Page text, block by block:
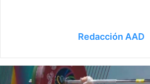
Redacción AAD